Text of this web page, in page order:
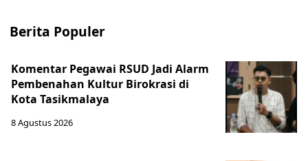
Berita Populer
Komentar Pegawai RSUD Jadi Alarm
Pembenahan Kultur Birokrasi di
Kota Tasikmalaya
8 Agustus 2026